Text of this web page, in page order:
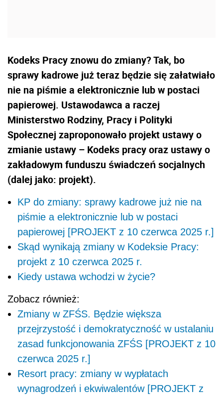
Kodeks Pracy znowu do zmiany? Tak, bo
sprawy kadrowe już teraz będzie się załatwiało
nie na piśmie a elektronicznie lub w postaci
papierowej. Ustawodawca a raczej
Ministerstwo Rodziny, Pracy i Polityki
Społecznej zaproponowało projekt ustawy o
zmianie ustawy – Kodeks pracy oraz ustawy o
zakładowym funduszu świadczeń socjalnych
(dalej jako: projekt).
KP do zmiany: sprawy kadrowe już nie na
piśmie a elektronicznie lub w postaci
papierowej [PROJEKT z 10 czerwca 2025 r.]
Skąd wynikają zmiany w Kodeksie Pracy:
projekt z 10 czerwca 2025 r.
Kiedy ustawa wchodzi w życie?
Zobacz również:
Zmiany w ZFŚS. Będzie większa
przejrzystość i demokratyczność w ustalaniu
zasad funkcjonowania ZFŚS [PROJEKT z 10
czerwca 2025 r.]
Resort pracy: zmiany w wypłatach
wynagrodzeń i ekwiwalentów [PROJEKT z